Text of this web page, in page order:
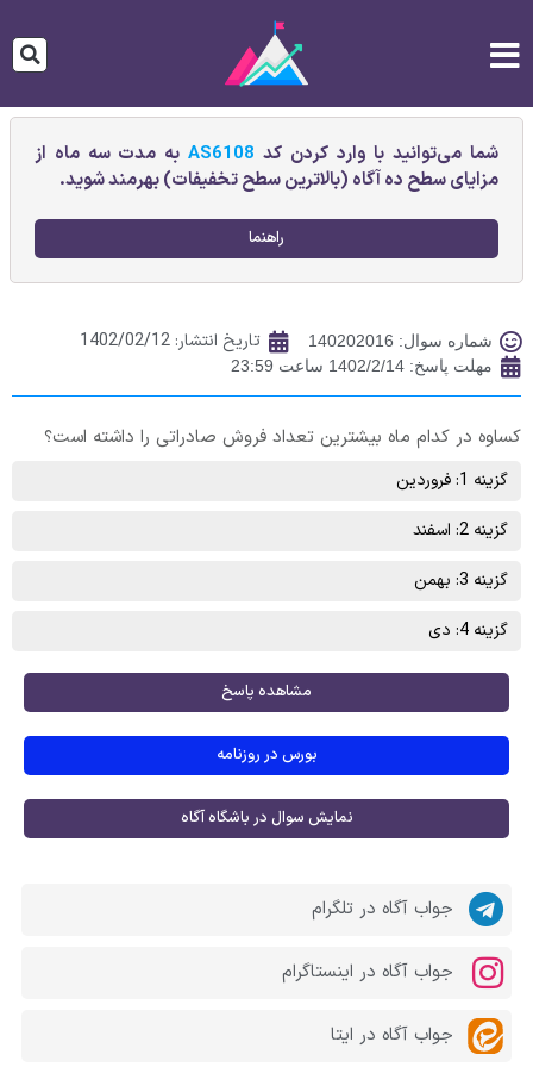
شما می‌توانید با وارد کردن کد AS6108به مدت سه ماه از
مزایای سطح ده آگاه (بالاترین سطح تخفیفات) بهرمند شوید.
راهنما
شماره سوال: 140202016 تاریخ انتشار: 1402/02/12
مهلت پاسخ: 1402/2/14 ساعت 23:59
کساوه در کدام ماه بیشترین تعداد فروش صادراتی را داشته است؟
گزینه 1: فروردین
گزینه 2: اسفند
گزینه 3: بهمن
گزینه 4: دی
مشاهده پاسخ
بورس در روزنامه
نمایش سوال در باشگاه آگاه
جواب آگاه در تلگرام
جواب آگاه در اینستاگرام
جواب آگاه در ایتا